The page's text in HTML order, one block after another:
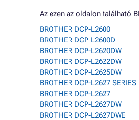
Az ezen az oldalon található
BROTHER DCP-L2600
BROTHER DCP-L2600D
BROTHER DCP-L2620DW
BROTHER DCP-L2622DW
BROTHER DCP-L2625DW
BROTHER DCP-L2627 SERIES
BROTHER DCP-L2627
BROTHER DCP-L2627DW
BROTHER DCP-L2627DWE